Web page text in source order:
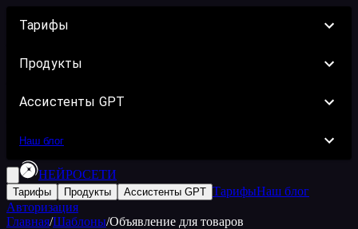
Тарифы
Продукты
Ассистенты GPT
Наш блог
НЕЙРОСЕТИ
Тарифы Продукты Ассистенты GPT ТарифыНаш блог
Авторизация
Главная/Шаблоны/Объявление для товаров